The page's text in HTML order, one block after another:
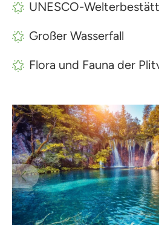
UNESCO-
Großer Wasserfall
Flora und Fauna der